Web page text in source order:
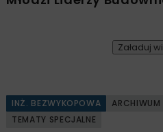
Załaduj
INŻ. BEZWYKOPOWA
ARCHIWUM
TEMATY SPECJALNE